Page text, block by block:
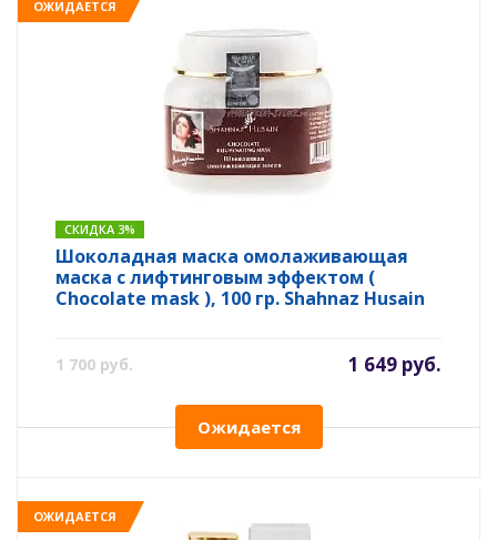
ОЖИДАЕТСЯ
СКИДКА 3%
Шоколадная маска омолаживающая
маска с лифтинговым эффектом (
Chocolate mask ), 100 гр. Shahnaz Husain
1 700 руб. 1 649 руб.
Ожидается
ОЖИДАЕТСЯ